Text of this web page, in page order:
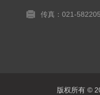
传真：021-
版权所有 ©